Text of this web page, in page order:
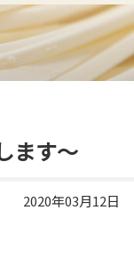
ます～
2020年03月12日